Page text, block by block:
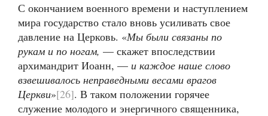
С окончанием военного времени и наступлением
мира государство стало вновь усиливать свое
давление на Церковь. «Мы были связаны по
рукам и по ногам, — скажет впоследствии
архимандрит Иоанн, — и каждое наше слово
взвешивалось неправедными весами врагов
Церкви»[26]. В таком положении горячее
служение молодого и энергичного священника,